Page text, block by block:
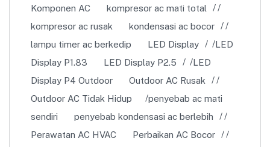
Komponen AC
kompresor ac mati total
kompresor ac rusak
kondensasi ac bocor
lampu timer ac berkedip
LED Display
LED
Display P1.83
LED Display P2.5
LED
Display P4 Outdoor
Outdoor AC Rusak
Outdoor AC Tidak Hidup
penyebab ac mati
sendiri
penyebab kondensasi ac berlebih
Perawatan AC HVAC
Perbaikan AC Bocor